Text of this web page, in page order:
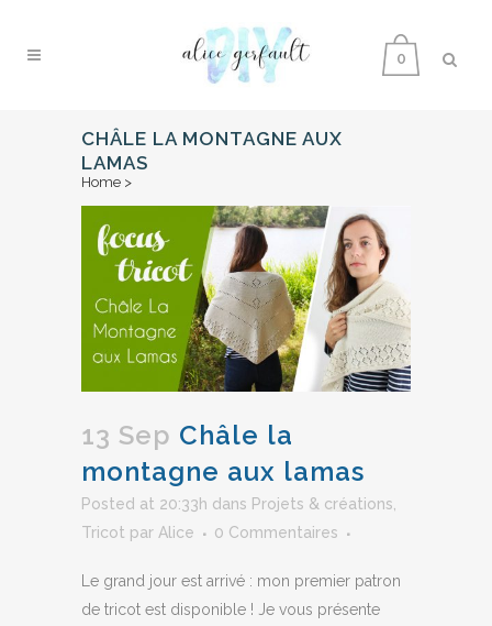
0
CHÂLE LA MONTAGNE AUX
LAMAS
Home >
13 Sep Châle la
montagne aux lamas
Posted at 20:33h dans Projets & créations
Tricot par Alice 0 Commentaires
Le grand jour est arrivé : mon premier patron
de tricot est disponible ! Je vous présente